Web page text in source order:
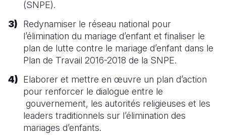
(SNPE).
Redynamiser le réseau national pour
l’élimination du mariage d’enfant et finaliser le
plan de lutte contre le mariage d’enfant dans le
Plan de Travail 2016-2018 de la SNPE.
Elaborer et mettre en œuvre un plan d’action
pour renforcer le dialogue entre le
gouvernement, les autorités religieuses et les
leaders traditionnels sur l’élimination des
mariages d’enfants.